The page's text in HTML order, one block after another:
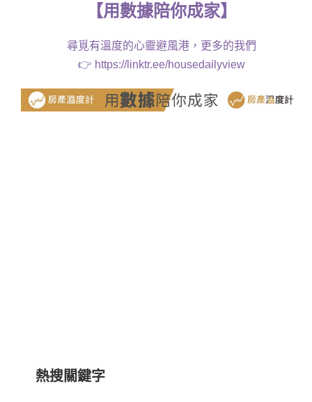
【用數據陪你成家】
尋覓有溫度的心靈避風港，更多的我們
👉 https://linktr.ee/housedailyview
熱搜關鍵字